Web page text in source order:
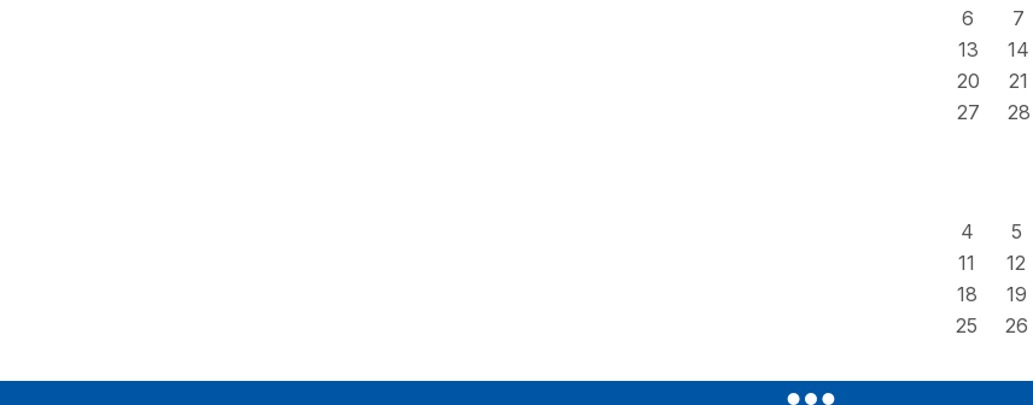
6
7
13
14
20
21
27
28
4
5
11
12
18
19
25
26